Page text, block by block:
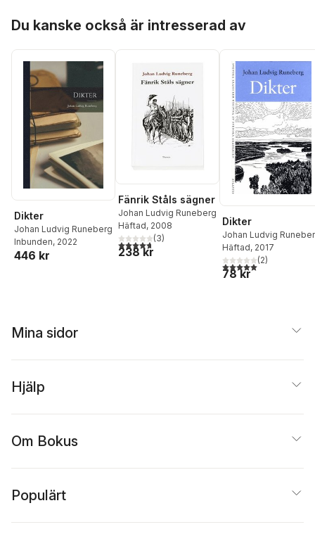
Du kanske också är intresserad av
Dikter
Johan Ludvig Runeberg
Inbunden, 2022
446 kr
Fänrik Ståls sägner
Johan Ludvig Runeberg
Häftad, 2008
4,7utav 5 stjärnor. Totalt antal röster:
(3)
238 kr
Dikter
Johan Ludvig
Häftad, 2017
5,0utav 5 stjärnor.
(2)
78 kr
Mina sidor
Hjälp
Om Bokus
Populärt